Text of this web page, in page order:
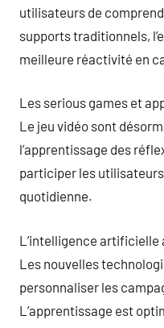
utilisateurs de
supports traditionnels,
meilleure réactivité en
Les serious games et
Le jeu vidéo sont
l’apprentissage des
participer les
quotidienne.
L’intelligence artificielle
Les nouvelles
personnaliser les
L’apprentissage est